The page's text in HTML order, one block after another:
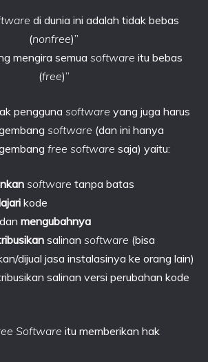
di dunia ini adalah tidak bebas
(nonfree)”
mengira semua software itu bebas
(free)”
pengguna software yang juga harus
software (dan ini hanya
free software saja) yaitu:
software tanpa batas
kode
dan mengubahnya
salinan software (bisa
dijual jasa instalasinya ke orang lain)
salinan versi perubahan kode
Software itu memberikan hak